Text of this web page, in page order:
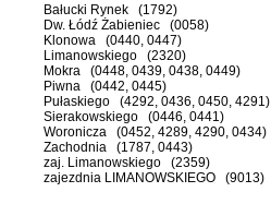
Bałucki Rynek (1792)
Dw. Łódź Żabieniec (0058)
Klonowa (0440, 0447)
Limanowskiego (2320)
Mokra (0448, 0439, 0438, 0449)
Piwna (0442, 0445)
Pułaskiego (4292, 0436, 0450, 4291)
Sierakowskiego (0446, 0441)
Woronicza (0452, 4289, 4290, 0434)
Zachodnia (1787, 0443)
zaj. Limanowskiego (2359)
zajezdnia LIMANOWSKIEGO (9013)